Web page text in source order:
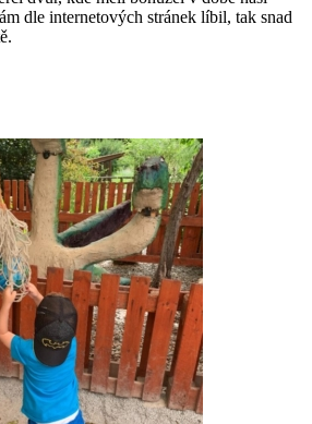
dle internetových stránek líbil, tak snad